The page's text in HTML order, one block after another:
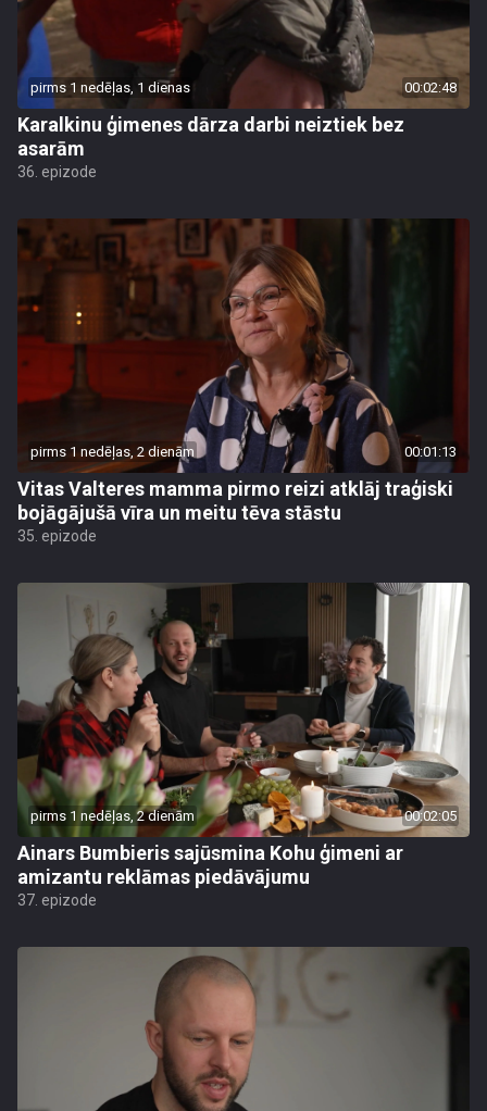
pirms 1 nedēļas, 1 dienas 00:02:48
Karalkinu ģimenes dārza darbi neiztiek bez
asarām
36. epizode
pirms 1 nedēļas, 2 dienām 00:01:13
Vitas Valteres mamma pirmo reizi atklāj traģiski
bojāgājušā vīra un meitu tēva stāstu
35. epizode
pirms 1 nedēļas, 2 dienām 00:02:05
Ainars Bumbieris sajūsmina Kohu ģimeni ar
amizantu reklāmas piedāvājumu
37. epizode